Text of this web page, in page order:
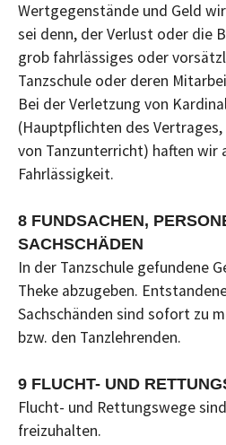
Wertgegenstände und Geld
sei denn, der Verlust oder die
grob fahrlässiges oder
Tanzschule oder deren
Bei der Verletzung von
(Hauptpflichten des
von Tanzunterricht) haften wir
Fahrlässigkeit.
8 FUNDSACHEN,
SACHSCHÄDEN
In der Tanzschule gefundene
Theke abzugeben.
Sachschänden sind sofort zu
bzw. den Tanzlehrenden.
9 FLUCHT- UND
Flucht- und Rettungswege
freizuhalten.